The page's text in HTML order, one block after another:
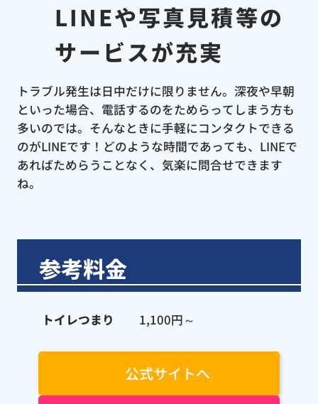
LINEや写真見積等の
サービスが充実
トラブル発生は日中だけに限りません。深夜や早朝
といった場合、電話するのをためらってしまう方も
多いのでは。そんなときに手軽にコンタクトできる
のがLINEです！どのような時間であっても、LINEで
あればためらうことなく、気楽に問合せできます
ね。
参考料金
トイレつまり 1,100円～
公式サイトへ